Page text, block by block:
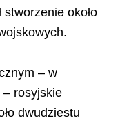
stworzenie około
– w
rosyjskie
dwudziestu